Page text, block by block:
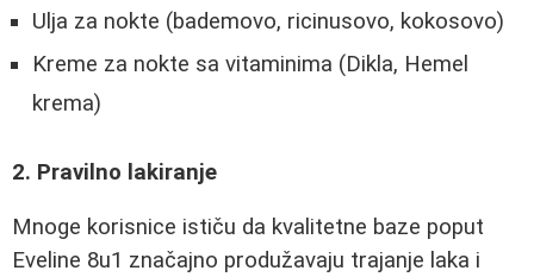
Ulja za nokte (bademovo, ricinusovo, kokosovo)
Kreme za nokte sa vitaminima (Dikla, Hemel
krema)
2. Pravilno lakiranje
Mnoge korisnice ističu da kvalitetne baze poput
Eveline 8u1 značajno produžavaju trajanje laka i